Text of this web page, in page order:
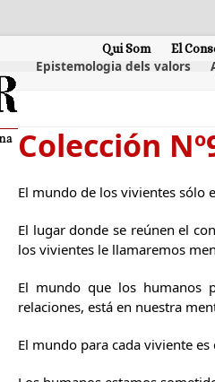
Qui Som El
Epistemologia dels valors
Colección
El mundo de los vivientes sólo
El lugar donde se reúnen el
los vivientes le llamaremos
El mundo que los humanos
relaciones, está en nuestra
El mundo para cada viviente